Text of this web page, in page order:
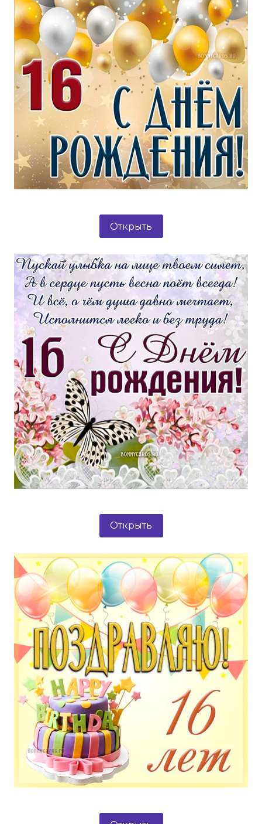
Открыть
Открыть